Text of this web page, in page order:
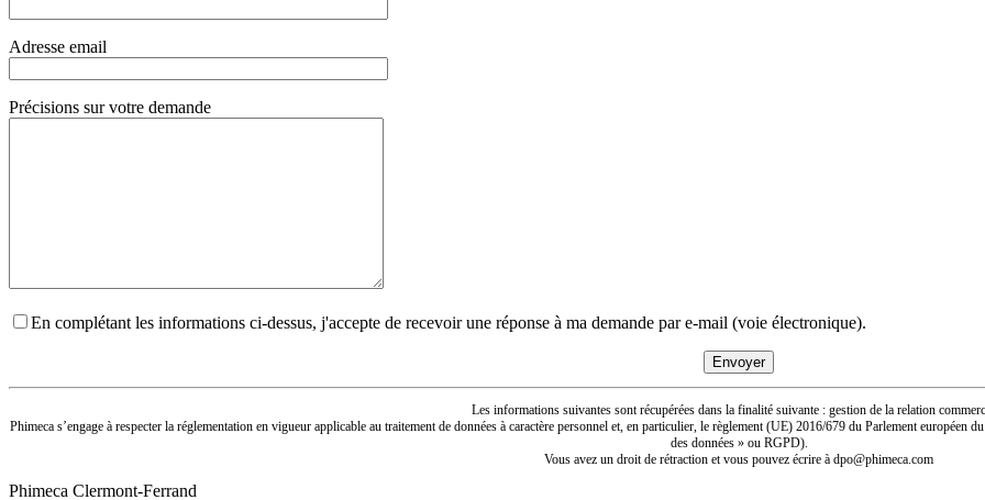
Adresse email
Précisions sur votre demande
En complétant les informations ci-dessus, j'accepte de recevoir une réponse à ma demande par e-mail (voie électronique).
Les informations suivantes sont récupérées dans la finalité suivante : gestion de la relation
Phimeca s’engage à respecter la réglementation en vigueur applicable au traitement de données à caractère personnel et, en particulier, le règlement (UE) 2016/679 du Parlement
des données » ou RGPD).
Vous avez un droit de rétraction et vous pouvez écrire à dpo@phimeca.com
Phimeca Clermont-Ferrand